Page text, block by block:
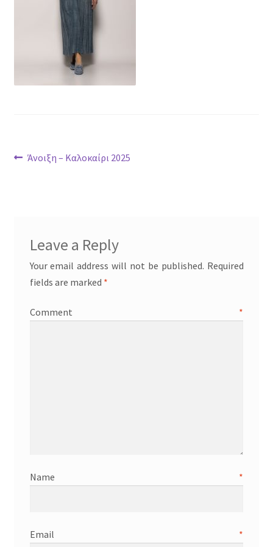
Post
Previous
Άνοιξη – Καλοκαίρι 2025
Leave a Reply
Your email address will not be published. Required
fields are marked *
Comment *
Name *
Email *